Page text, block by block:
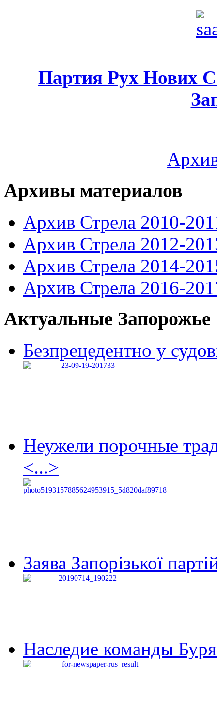
Партия Рух Нових
Архивы материалов
Архив Стрела 2010-
Архив Стрела 2012-
Архив Стрела 2014-
Архив Стрела 2016-
Актуальные Запорожье
Безпрецедентно у
Неужели порочные
<...>
Заява Запорізької
Наследие команды